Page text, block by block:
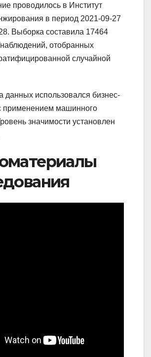
проводилось в Институт
в период 2021-09-27
Выборка составила 17464
наблюдений, отобранных
случайной
данных использовался бизнес-
применением машинного
значимости установлен